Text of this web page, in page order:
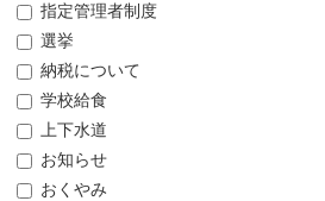
指定管理者制度
選挙
納税について
学校給食
上下水道
お知らせ
おくやみ